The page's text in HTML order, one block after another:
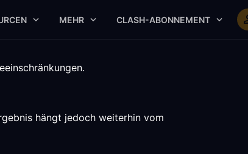
MEHR CLASH-ABONNEMENT
hängt jedoch weiterhin vom